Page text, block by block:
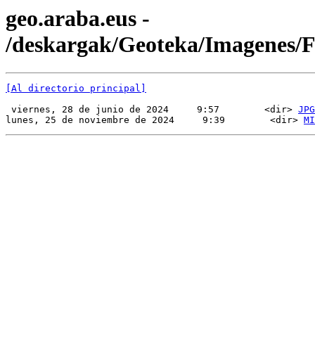
geo.araba.eus -
/deskargak/Geoteka/Imagenes/
[Al directorio principal]
viernes, 28 de junio de 2024     9:57        <dir> JPG
lunes, 25 de noviembre de 2024     9:39        <dir>